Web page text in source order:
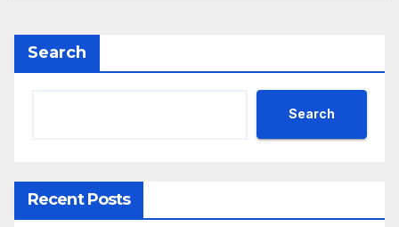
Search
Search
Recent Posts